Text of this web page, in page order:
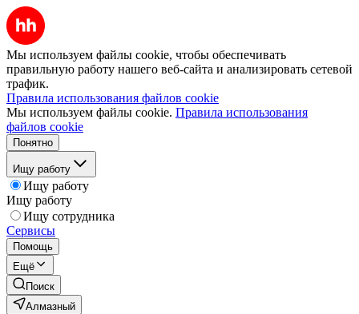
Мы используем файлы cookie, чтобы обеспечивать
правильную работу нашего веб-сайта и анализировать сетевой
трафик.
Правила использования файлов cookie
Мы используем файлы cookie. Правила использования
файлов cookie
Понятно
Ищу работу
Ищу работу
Ищу работу
Ищу сотрудника
Сервисы
Помощь
Ещё
Поиск
Алмазный